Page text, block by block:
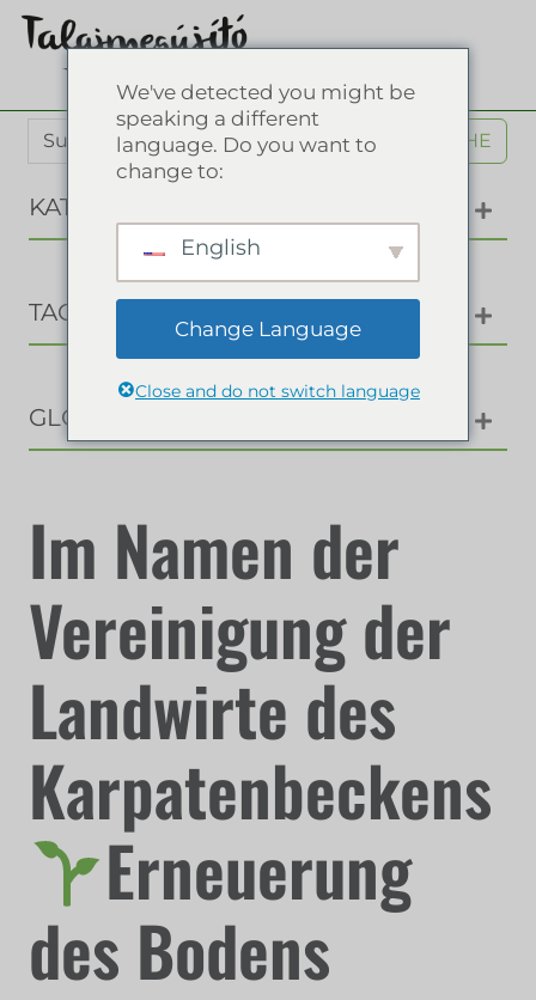
SUCHE
KATEGORIEN
TAGS
GLOSSAR
Im Namen der
Vereinigung der
Landwirte des
Karpatenbeckens
Erneuerung
des Bodens
We've detected you might be
speaking a different
language. Do you want to
change to:
English
Change Language
Close and do not switch language